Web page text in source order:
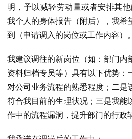
明，予以减轻劳动量或者安排其
我个人的身体报告（附后），我希
到（申请调入的岗位或工作内容）。
我建议调往的新岗位（如：部门内
资料归档专员等）具有以下优势：
对公司业务流程的熟悉程度；二是
符合我目前的生理状况；三是我能
作中的流程漏洞，提升部门的行政